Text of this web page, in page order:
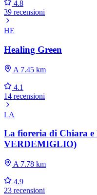
4.8
39 recensioni
HE
Healing Green
A 7.45 km
4.1
14 recensioni
LA
La fioreria di Chiara e
VERDEMIGLIO)
A 7.78 km
4.9
23 recensioni